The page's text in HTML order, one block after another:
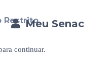
Meu Senac
Restrito
continuar.